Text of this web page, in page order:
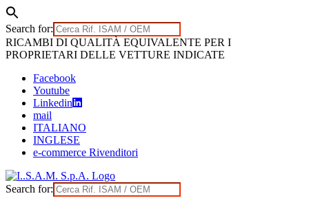
Search for:
Skip
to
RICAMBI DI QUALITÀ EQUIVALENTE PER I
PROPRIETARI DELLE VETTURE INDICATE
Facebook
Youtube
Linkedin
mail
ITALIANO
INGLESE
e-commerce Rivenditori
Search for: